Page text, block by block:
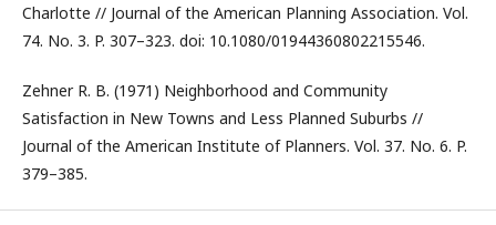
Charlotte // Journal of the American Planning Association. Vol.
74. No. 3. P. 307–323. doi: 10.1080/01944360802215546.
Zehner R. B. (1971) Neighborhood and Community
Satisfaction in New Towns and Less Planned Suburbs //
Journal of the American Institute of Planners. Vol. 37. No. 6. P.
379–385.